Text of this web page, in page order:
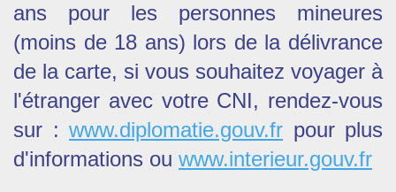
ans pour les personnes mineures
(moins de 18 ans) lors de la délivrance
de la carte, si vous souhaitez voyager à
l'étranger avec votre CNI, rendez-vous
sur : www.diplomatie.gouv.fr pour plus
d'informations ou www.interieur.gouv.fr